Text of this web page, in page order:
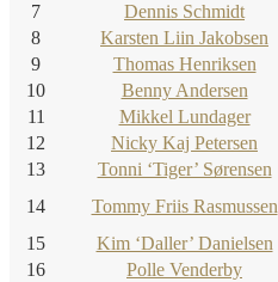
7
Dennis Schmidt
8
Karsten Liin Jakobsen
9
Thomas Henriksen
10
Benny Andersen
11
Mikkel Lundager
12
Nicky Kaj Petersen
13
Tonni ‘Tiger’ Sørensen
14
Tommy Friis Rasmussen
15
Kim ‘Daller’ Danielsen
16
Polle Venderby